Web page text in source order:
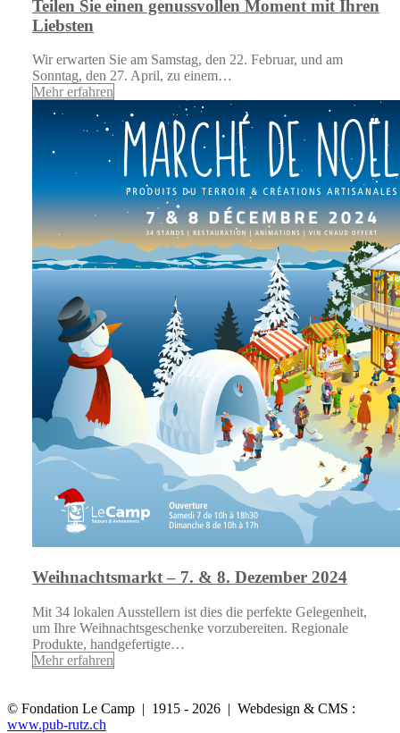
Teilen Sie einen genussvollen Moment mit Ihren
Liebsten
Wir erwarten Sie am Samstag, den 22. Februar, und am
Sonntag, den 27. April, zu einem…
Mehr erfahren
Weihnachtsmarkt – 7. & 8. Dezember 2024
Mit 34 lokalen Ausstellern ist dies die perfekte Gelegenheit,
um Ihre Weihnachtsgeschenke vorzubereiten. Regionale
Produkte, handgefertigte…
Mehr erfahren
© Fondation Le Camp | 1915 - 2026 | Webdesign & CMS :
www.pub-rutz.ch